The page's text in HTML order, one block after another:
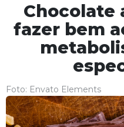
Chocolate
fazer bem
Foto: Envato Elements